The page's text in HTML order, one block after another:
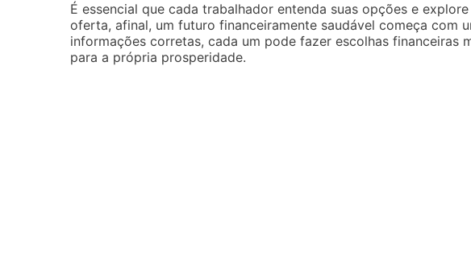
É essencial que cada trabalhador entenda suas opções e
oferta, afinal, um futuro financeiramente saudável começa com
informações corretas, cada um pode fazer escolhas financeiras
para a própria prosperidade.